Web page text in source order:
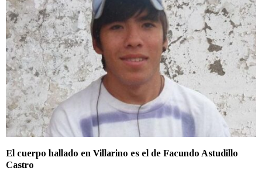
El cuerpo hallado en Villarino es el de Facundo Astudillo
Castro